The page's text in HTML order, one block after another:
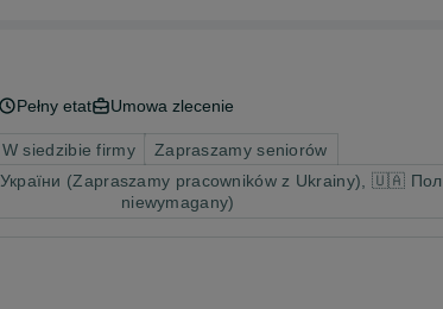
Pełny etat Umowa zlecenie
siedzibie firmy
Zapraszamy seniorów
(Zapraszamy pracowników z Ukrainy), 🇺🇦
niewymagany)